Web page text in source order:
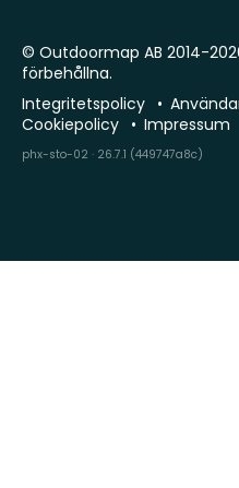
© Outdoormap AB 2014-
förbehållna.
Integritetspolicy
Cookiepolicy
Impressum
phx-sto-02 · 26.7.1 (449747a8c)